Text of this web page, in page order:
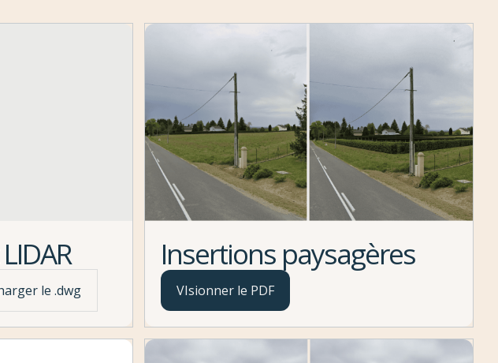
le .dwg
Insertions paysagères
VIsionner le PDF